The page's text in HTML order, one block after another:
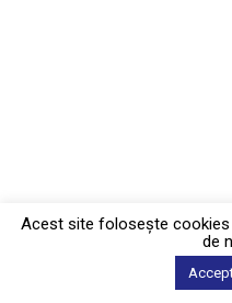
Acest site foloseşte cookies
de